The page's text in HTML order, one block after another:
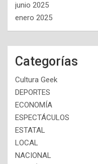
junio 2025
enero 2025
Categorías
Cultura Geek
DEPORTES
ECONOMÍA
ESPECTÁCULOS
ESTATAL
LOCAL
NACIONAL